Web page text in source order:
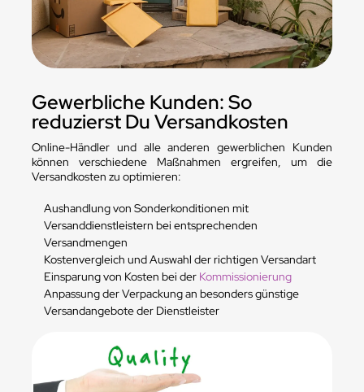
Gewerbliche Kunden: So
reduzierst Du Versandkosten
Online-Händler und alle anderen gewerblichen Kunden
können verschiedene Maßnahmen ergreifen, um die
Versandkosten zu optimieren:
Aushandlung von Sonderkonditionen mit
Versanddienstleistern bei entsprechenden
Versandmengen
Kostenvergleich und Auswahl der richtigen Versandart
Einsparung von Kosten bei der Kommissionierung
Anpassung der Verpackung an besonders günstige
Versandangebote der Dienstleister